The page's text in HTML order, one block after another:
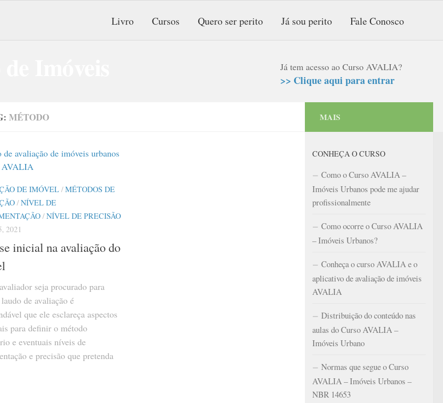
Livro Cursos Quero ser perito Já sou perito Fale Conosco
Já tem acesso ao Curso AVALIA?
>> Clique aqui para entrar
MÉTODO
DE IMÓVEL/MÉTODOS DE
/NÍVEL DE
/NÍVEL DE PRECISÃO
2021
inicial na avaliação do
seja procurado para
de avaliação é
que ele esclareça aspectos
para definir o método
e eventuais níveis de
e precisão que pretenda
MAIS
CONHEÇA O CURSO
Como o Curso AVALIA –
Imóveis Urbanos pode me ajudar
profissionalmente
Como ocorre o Curso AVALIA
– Imóveis Urbanos?
Conheça o curso AVALIA e o
aplicativo de avaliação de imóveis
AVALIA
Distribuição do conteúdo nas
aulas do Curso AVALIA –
Imóveis Urbano
Normas que segue o Curso
AVALIA – Imóveis Urbanos –
NBR 14653